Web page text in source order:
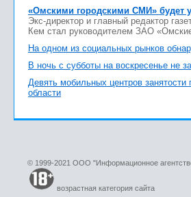
«Омскими городскими СМИ» будет
Экс-директор и главный редактор
Кем стал руководителем ЗАО
На одном из социальных рынков
В ночь с субботы на воскресенье не
Девять мобильных центров
области
© 1999-2021 ООО "Информационное
возрастная категория сайта